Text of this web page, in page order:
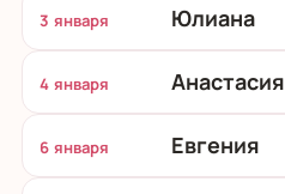
3 января Юлиана
4 января Анастасия
6 января Евгения